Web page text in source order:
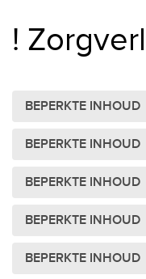
!
BEPERKTE INHOUD
BEPERKTE INHOUD
BEPERKTE INHOUD
BEPERKTE INHOUD
BEPERKTE INHOUD